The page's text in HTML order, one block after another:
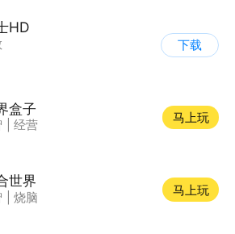
HD
游戏
下载
盒子
经营
马上玩
世界
烧脑
马上玩